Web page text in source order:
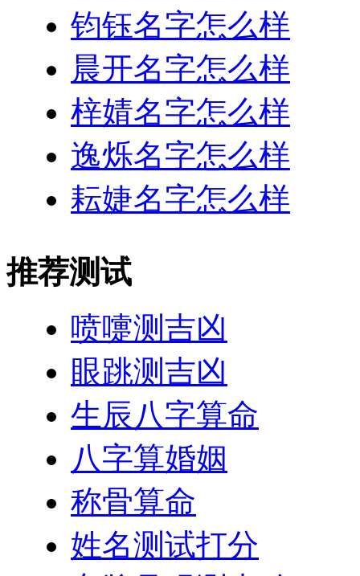
钧钰名字怎么样
晨开名字怎么样
梓婧名字怎么样
逸烁名字怎么样
耘婕名字怎么样
推荐测试
喷嚏测吉凶
眼跳测吉凶
生辰八字算命
八字算婚姻
称骨算命
姓名测试打分